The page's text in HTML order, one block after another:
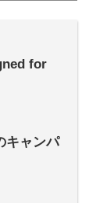
for
キャンパ